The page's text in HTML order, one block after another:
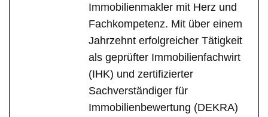
Immobilienmakler mit Herz und
Fachkompetenz. Mit über einem
Jahrzehnt erfolgreicher Tätigkeit
als geprüfter Immobilienfachwirt
(IHK) und zertifizierter
Sachverständiger für
Immobilienbewertung (DEKRA)